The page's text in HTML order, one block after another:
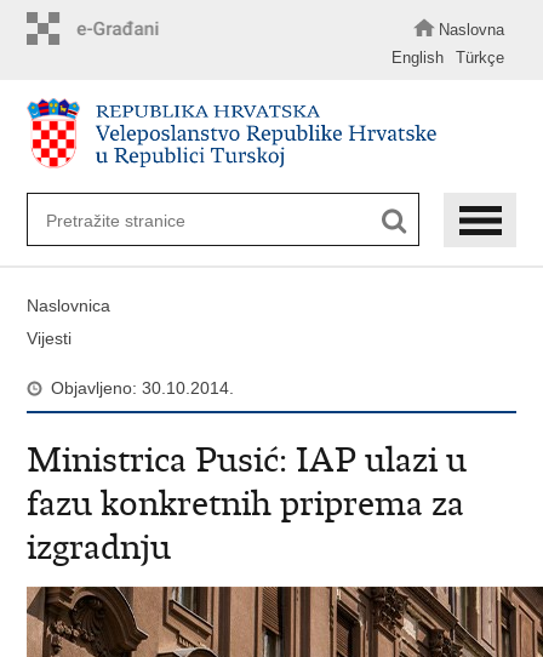
Naslovna
English
Türkçe
Naslovnica
Vijesti
Objavljeno: 30.10.2014.
Ministrica Pusić: IAP ulazi u
fazu konkretnih priprema za
izgradnju